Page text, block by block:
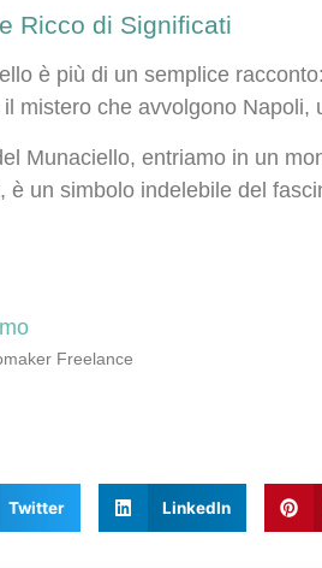
Ricco di Significati
è più di un semplice
mistero che avvolgono
Munaciello, entriamo in un
è un simbolo indelebile del
Freelance
Twitter LinkedIn